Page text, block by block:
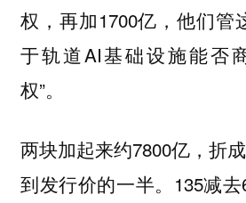
权，再加1700亿，他们管
于轨道AI基础设施能否
权”。
两块加起来约7800亿，折
到发行价的一半。135减